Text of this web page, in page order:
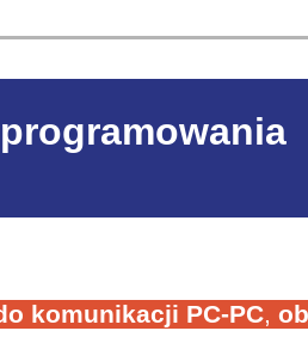
komunikacji PC-PC,